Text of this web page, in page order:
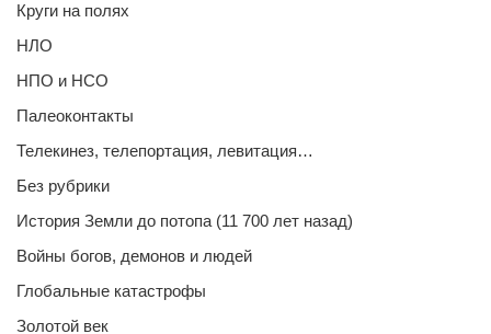
Круги на полях
НЛО
НПО и НСО
Палеоконтакты
Телекинез, телепортация, левитация…
Без рубрики
История Земли до потопа (11 700 лет назад)
Войны богов, демонов и людей
Глобальные катастрофы
Золотой век